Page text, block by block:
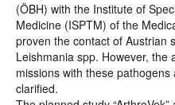
(ÖBH) with the Institute of
Medicine (ISPTM) of the
proven the contact of Austrian
Leishmania spp. However, the
missions with these
clarified.